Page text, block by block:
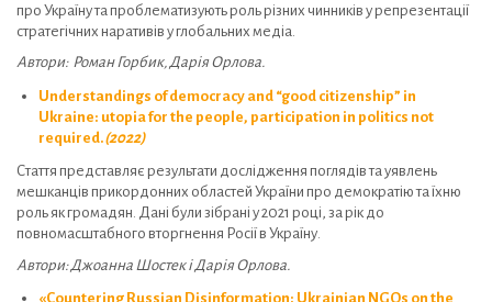
про Україну та проблематизують роль різних чинників у репрезентації
стратегічних наративів у глобальних медіа.
Автори: Роман Горбик, Дарія Орлова.
Understandings of democracy and “good citizenship” in
Ukraine: utopia for the people, participation in politics not
required.(2022)
Стаття представляє результати дослідження поглядів та уявлень
мешканців прикордонних областей України про демократію та їхню
роль як громадян. Дані були зібрані у 2021 році, за рік до
повномасштабного вторгнення Росії в Україну.
Автори: Джоанна Шостек і Дарія Орлова.
«Countering Russian Disinformation: Ukrainian NGOs on the